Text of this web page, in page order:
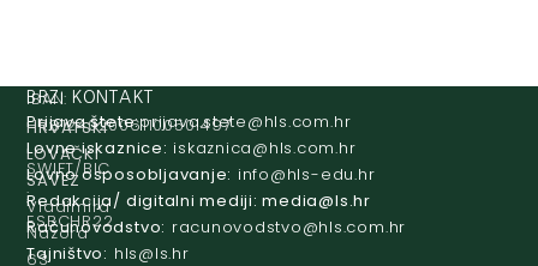
HRVATSKI
LOVAČKI
SAVEZ
Vladimira
Nazora
63
IBAN:
HR8124020061100501497
SWIFT/BIC
:
ESBCHR22
BRZI KONTAKT
Prijava štete: rh.moc.slh
@etets.avajirp
Lovne iskaznice:
rh.moc.slh
@acinzaksi
Lovno osposobljavanje:
rh.ude-slh
@ofni
Redakcija/ digitalni mediji:
rh.sl
@aidem
Računovodstvo:
rh.moc.slh
@ovtsdovonucar
Tajništvo:
rh.sl
@slh